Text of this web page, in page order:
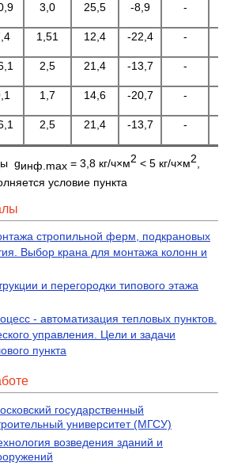
3,0 25,5 -8,9 -
1,51 12,4 -22,4 -
2,5 21,4 -13,7 -
1,7 14,6 -20,7 -
2,5 21,4 -13,7 -
gинф.max = 3,8 кг/ч×м2 < 5 кг/ч×м2
условие пункта
стропильной ферм, подкрановых
Выбор крана для монтажа колонн и
и перегородки типового этажа
- автоматизация тепловых пунктов.
управления. Цели и задачи
пункта
государственный
университет (МГСУ)
возведения зданий и